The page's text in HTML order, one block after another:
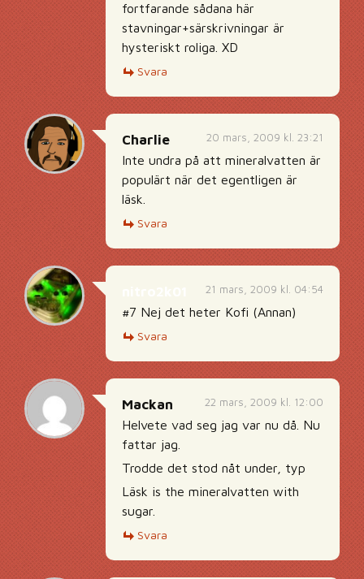
fortfarande sådana här
stavningar+särskrivningar är
hysteriskt roliga. XD
Svara
20 mars, 2009 kl. 23:21
Charlie
Inte undra på att mineralvatten är
populärt när det egentligen är
läsk.
Svara
21 mars, 2009 kl. 04:54
#7 Nej det heter Kofi (Annan)
Svara
22 mars, 2009 kl. 12:00
Mackan
Helvete vad seg jag var nu då. Nu
fattar jag.
Trodde det stod nåt under, typ
Läsk is the mineralvatten with
sugar.
Svara